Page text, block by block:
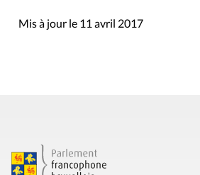
Mis à jour le 11 avril 2017